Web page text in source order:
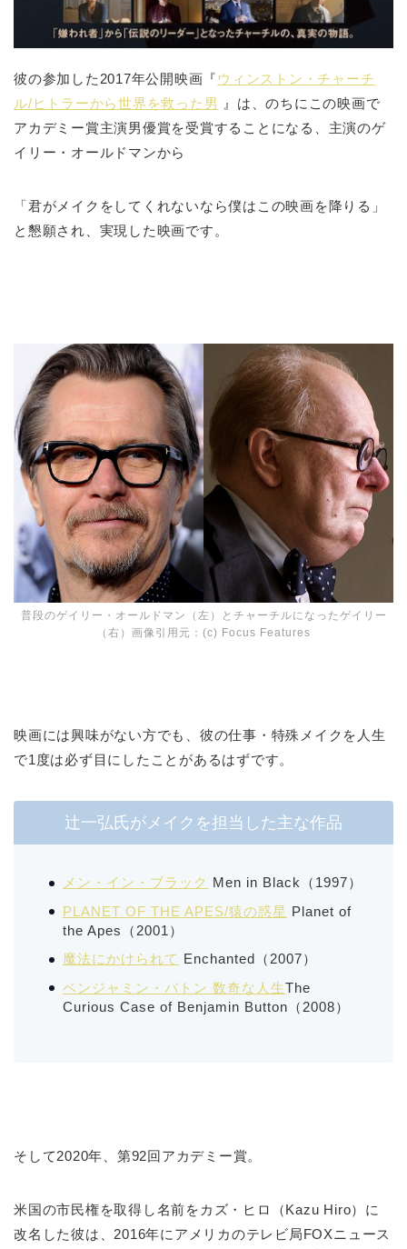
彼の参加した2017年公開映画『ウィンストン・チャーチ
ル/ヒトラーから世界を救った男
』は、のちにこの映画で
アカデミー賞主演男優賞を受賞することになる、主演のゲ
イリー・オールドマンから
「君がメイクをしてくれないなら僕はこの映画を降りる」
と懇願され、実現した映画です。
普段のゲイリー・オールドマン（左）とチャーチルになったゲイリー
（右）画像引用元：(c) Focus Features
映画には興味がない方でも、彼の仕事・特殊メイクを人生
で1度は必ず目にしたことがあるはずです。
辻一弘氏がメイクを担当した主な作品
メン・イン・ブラック Men in Black
（1997）
PLANET OF THE APES/猿の惑星 Planet of
the Apes
（2001）
魔法にかけられて Enchanted （2007）
ベンジャミン・バトン 数奇な人生The
Curious Case of Benjamin Button（2008）
そして2020年、第92回アカデミー賞。
米国の市民権を取得し名前をカズ・ヒロ（Kazu Hiro）に
改名した彼は、2016年にアメリカのテレビ局FOXニュース